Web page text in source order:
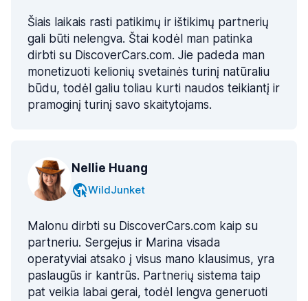
Šiais laikais rasti patikimų ir ištikimų partnerių
gali būti nelengva. Štai kodėl man patinka
dirbti su DiscoverCars.com. Jie padeda man
monetizuoti kelionių svetainės turinį natūraliu
būdu, todėl galiu toliau kurti naudos teikiantį ir
pramoginį turinį savo skaitytojams.
Nellie Huang
WildJunket
Malonu dirbti su DiscoverCars.com kaip su
partneriu. Sergejus ir Marina visada
operatyviai atsako į visus mano klausimus, yra
paslaugūs ir kantrūs. Partnerių sistema taip
pat veikia labai gerai, todėl lengva generuoti